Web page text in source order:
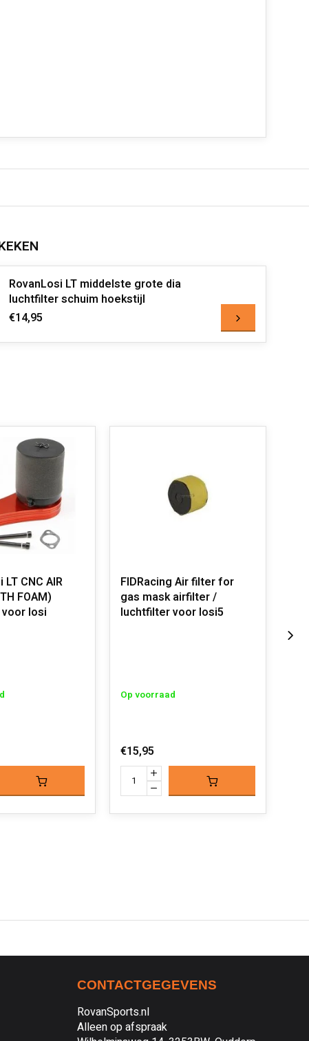
RovanLosi LT middelste grote dia
luchtfilter schuim hoekstijl
€14,95
CNC AIR
FOAM)
losi
FIDRacing Air filter for
gas mask airfilter /
luchtfilter voor losi5
Op voorraad
€15,95
CONTACTGEGEVENS
RovanSports.nl
Alleen op afspraak